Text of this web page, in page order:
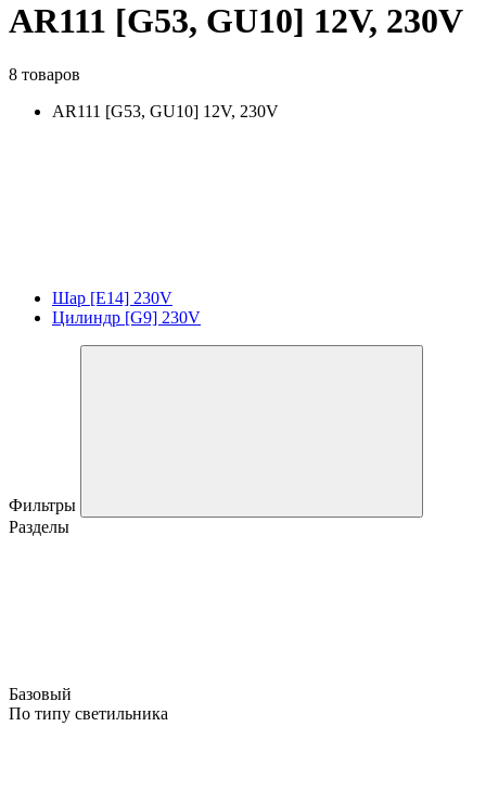
AR111 [G53, GU10] 12V, 230V
8 товаров
AR111 [G53, GU10] 12V, 230V
Шар [E14] 230V
Цилиндр [G9] 230V
Фильтры
Разделы
Базовый
По типу светильника